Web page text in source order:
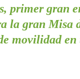
primer gran
la gran Misa
movilidad